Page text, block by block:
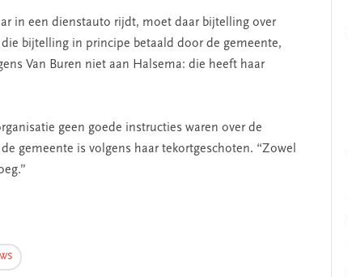
in een dienstauto rijdt, moet daar bijtelling over
bijtelling in principe betaald door de gemeente,
Van Buren niet aan Halsema: die heeft haar
geen goede instructies waren over de
gemeente is volgens haar tekortgeschoten. “Zowel